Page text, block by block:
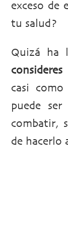
exceso de
tu salud?
Quizá ha
casi
puede
combatir,
de hacerlo